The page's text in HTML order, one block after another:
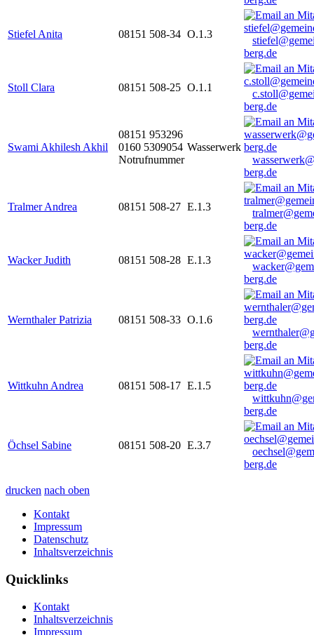
Stiefel Anita 08151 508-34 O.1.3
berg.de
Stoll Clara 08151 508-25 O.1.1
berg.de
Swami Akhilesh Akhil
08151 953296
0160 5309054
Notrufnummer
Wasserwerk
berg.de
Tralmer Andrea 08151 508-27 E.1.3
berg.de
Wacker Judith 08151 508-28 E.1.3
berg.de
Wernthaler Patrizia 08151 508-33 O.1.6
berg.de
Wittkuhn Andrea 08151 508-17 E.1.5
berg.de
Öchsel Sabine 08151 508-20 E.3.7
berg.de
drucken nach oben
Kontakt
Impressum
Datenschutz
Inhaltsverzeichnis
Quicklinks
Kontakt
Inhaltsverzeichnis
Impressum